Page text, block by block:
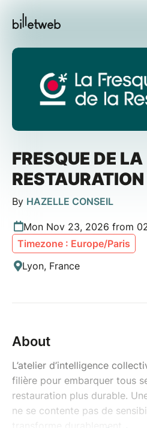
FRESQUE DE LA
By HAZELLE CONSEIL
Mon Nov 23, 2026 from
Timezone : Europe/Paris
Lyon, France
About
L’atelier d’intelligence
filière pour embarquer tous
restauration plus durable.
ne se contente pas de
transforme durablement.